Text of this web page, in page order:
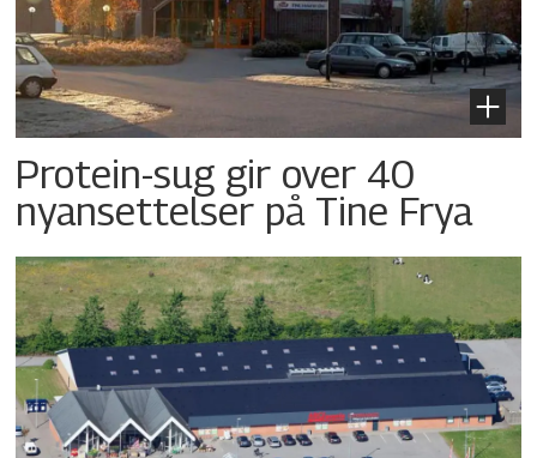
Protein-sug gir over 40
nyansettelser på Tine Frya